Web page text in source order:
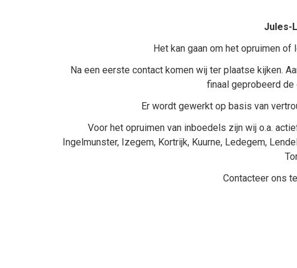
Jules-
Het kan gaan om het opruimen of
Na een eerste contact komen wij ter plaatse kijken.
finaal geprobeerd
Er wordt gewerkt op basis van
Voor het opruimen van inboedels zijn wij o.a.
Ingelmunster, Izegem, Kortrijk, Kuurne, Ledegem,
Contacteer ons